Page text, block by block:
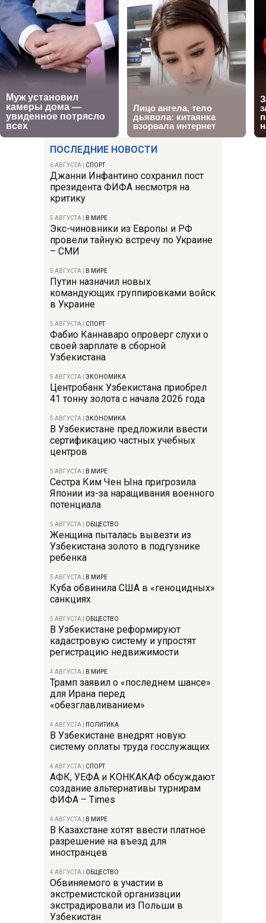
ПОСЛЕДНИЕ НОВОСТИ
6 АВГУСТА СПОРТ
Джанни Инфантино сохранил пост
президента ФИФА несмотря на
критику
5 АВГУСТА В МИРЕ
Экс-чиновники из Европы и РФ
провели тайную встречу по Украине
– СМИ
5 АВГУСТА В МИРЕ
Путин назначил новых
командующих группировками войск
в Украине
5 АВГУСТА СПОРТ
Фабио Каннаваро опроверг слухи о
своей зарплате в сборной
Узбекистана
5 АВГУСТА ЭКОНОМИКА
Центробанк Узбекистана приобрел
41 тонну золота с начала 2026 года
5 АВГУСТА ЭКОНОМИКА
В Узбекистане предложили ввести
сертификацию частных учебных
центров
5 АВГУСТА В МИРЕ
Сестра Ким Чен Ына пригрозила
Японии из-за наращивания военного
потенциала
5 АВГУСТА ОБЩЕСТВО
Женщина пыталась вывезти из
Узбекистана золото в подгузнике
ребенка
5 АВГУСТА В МИРЕ
Куба обвинила США в «геноцидных»
санкциях
5 АВГУСТА ОБЩЕСТВО
В Узбекистане реформируют
кадастровую систему и упростят
регистрацию недвижимости
4 АВГУСТА В МИРЕ
Трамп заявил о «последнем шансе»
для Ирана перед
«обезглавливанием»
4 АВГУСТА ПОЛИТИКА
В Узбекистане внедрят новую
систему оплаты труда госслужащих
4 АВГУСТА СПОРТ
АФК, УЕФА и КОНКАКАФ обсуждают
создание альтернативы турнирам
ФИФА – Times
4 АВГУСТА В МИРЕ
В Казахстане хотят ввести платное
разрешение на въезд для
иностранцев
4 АВГУСТА ОБЩЕСТВО
Обвиняемого в участии в
экстремистской организации
экстрадировали из Польши в
Узбекистан